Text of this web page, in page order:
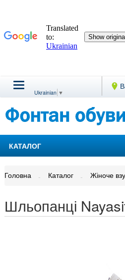
Ukrainian ▼
КАТАЛОГ
Головна Каталог Жіноче
Шльопанці